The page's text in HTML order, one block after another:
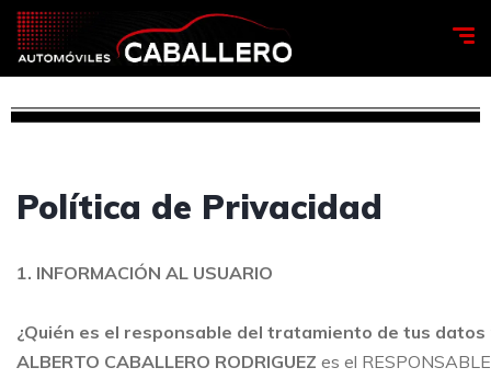
Política de Privacidad
1. INFORMACIÓN AL USUARIO
¿Quién es el responsable del tratamiento de tus datos
ALBERTO CABALLERO RODRIGUEZ es el